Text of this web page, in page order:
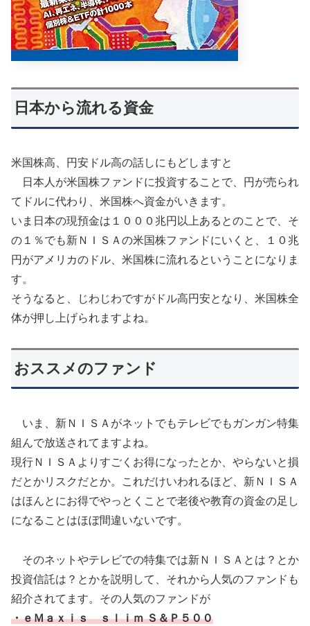
日本から流れる資金
米国株高、円安ドル高の話しにもどしますと
日本人が米国株ファンドに投資することで、円が売られ
てドルに代わり、米国株へ資金がいきます。
いま日本の現預金は１０００兆円以上あるとのことで、そ
の１％でも新ＮＩＳＡの米国株ファンドにいくと、１０兆
円がアメリカのドル、米国株に流れるということになりま
す。
そうなると、じわじわですがドル高円安となり、米国株全
体が押し上げられますよね。
おススメのファンド
いま、新ＮＩＳＡがネットでもテレビでもガンガン特集
組んで放送されてますよね。
現行ＮＩＳＡよりすごくお得になったとか、やらないと損
だとかリスクだとか。これだけいわれるほど、新ＮＩＳＡ
はほんとにお得でやっとくことで老後や教育の資金の足し
になることはほぼ間違いないです。
そのネットやテレビでの特集では新ＮＩＳＡとは？とか
投資信託は？とかを説明して、それから人気のファンドも
紹介されてます。その人気のファンドが
・ｅＭａｘｉｓ ｓｌｉｍ Ｓ＆Ｐ５００